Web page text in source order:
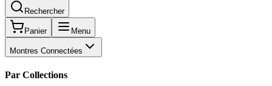
Rechercher
Panier Menu
Montres Connectées
Par Collections